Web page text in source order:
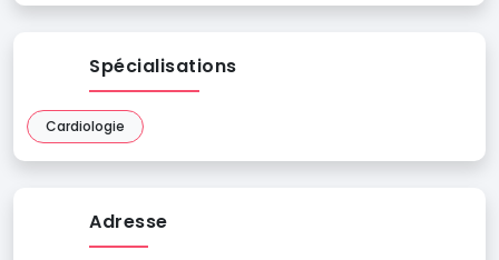
Spécialisations
Cardiologie
Adresse